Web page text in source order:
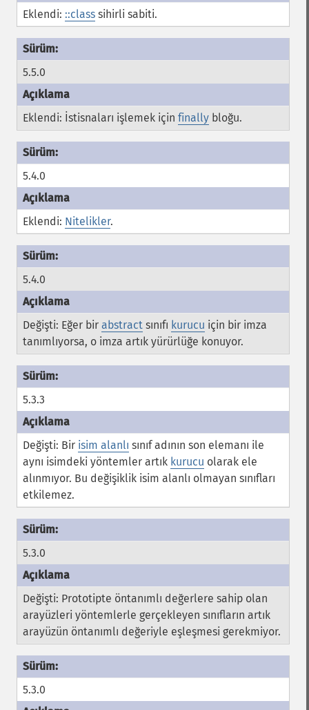
Eklendi: ::class sihirli sabiti.
5.5.0
Eklendi: İstisnaları işlemek için finally bloğu.
5.4.0
Eklendi: Nitelikler.
5.4.0
Değişti: Eğer bir abstract sınıfı kurucu için bir imza
tanımlıyorsa, o imza artık yürürlüğe konuyor.
5.3.3
Değişti: Bir isim alanlı sınıf adının son elemanı ile
aynı isimdeki yöntemler artık kurucu olarak ele
alınmıyor. Bu değişiklik isim alanlı olmayan sınıfları
etkilemez.
5.3.0
Değişti: Prototipte öntanımlı değerlere sahip olan
arayüzleri yöntemlerle gerçekleyen sınıfların artık
arayüzün öntanımlı değeriyle eşleşmesi gerekmiyor.
5.3.0